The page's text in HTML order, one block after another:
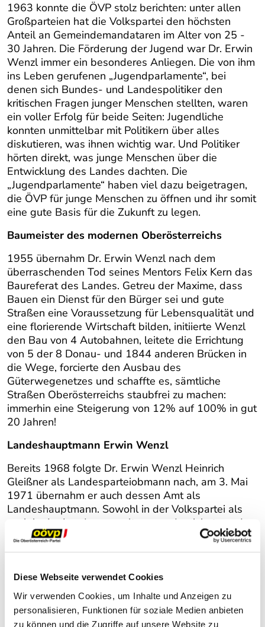
Diese Webseite verwendet Cookies
Wir verwenden Cookies, um Inhalte und Anzeigen zu
personalisieren, Funktionen für soziale Medien anbieten
zu können und die Zugriffe auf unsere Website zu
1963 konnte die ÖVP stolz berichten: unter allen
Großparteien hat die Volkspartei den höchsten
Anteil an Gemeindemandataren im Alter von 25 -
30 Jahren. Die Förderung der Jugend war Dr. Erwin
Wenzl immer ein besonderes Anliegen. Die von ihm
ins Leben gerufenen „Jugendparlamente“, bei
denen sich Bundes- und Landespolitiker den
kritischen Fragen junger Menschen stellten, waren
ein voller Erfolg für beide Seiten: Jugendliche
konnten unmittelbar mit Politikern über alles
diskutieren, was ihnen wichtig war. Und Politiker
hörten direkt, was junge Menschen über die
Entwicklung des Landes dachten. Die
„Jugendparlamente“ haben viel dazu beigetragen,
die ÖVP für junge Menschen zu öffnen und ihr somit
eine gute Basis für die Zukunft zu legen.
Baumeister des modernen Oberösterreichs
1955 übernahm Dr. Erwin Wenzl nach dem
überraschenden Tod seines Mentors Felix Kern das
Baureferat des Landes. Getreu der Maxime, dass
Bauen ein Dienst für den Bürger sei und gute
Straßen eine Voraussetzung für Lebensqualität und
eine florierende Wirtschaft bilden, initiierte Wenzl
den Bau von 4 Autobahnen, leitete die Errichtung
von 5 der 8 Donau- und 1844 anderen Brücken in
die Wege, forcierte den Ausbau des
Güterwegenetzes und schaffte es, sämtliche
Straßen Oberösterreichs staubfrei zu machen:
immerhin eine Steigerung von 12% auf 100% in gut
20 Jahren!
Landeshauptmann Erwin Wenzl
Bereits 1968 folgte Dr. Erwin Wenzl Heinrich
Gleißner als Landesparteiobmann nach, am 3. Mai
1971 übernahm er auch dessen Amt als
Landeshauptmann. Sowohl in der Volkspartei als
auch in der Landesverwaltung modernisierte und
straffte Wenzl die Organisation, wobei er großen
Wert auf Statistik und Analysen legte. Er
Landesregierung und passte Programm und Praxis
der Volkspartei der geänderten
Bevölkerungsstruktur an.